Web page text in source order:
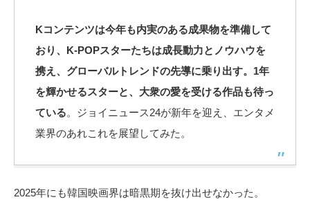
Kコンテンツは今年も内実のある成果物を準備して
おり、K-POPスターたちは成長動力とノウハウを
携え、グローバルトレンドの先導に乗り出す。1年
を輝かせるスターと、大衆の愛を受ける作品も待っ
ている。ジョイニュース24が新年を迎え、エンタメ
業界のあれこれを展望してみた。
2025年にも韓国映画界は暗黒期を抜け出せなかった。